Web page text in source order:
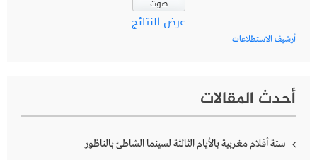
عرض النتائج
أرشيف الاستطلاعات
أحدث المقالات
ستة أفلام مغربية بالأيام الثالثة لسينما الشاطئ بالناظور